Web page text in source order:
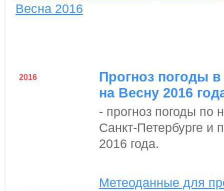
Весна 2016
2016
Прогноз погоды в
на Весну 2016
- прогноз погоды по
Санкт-Петербурге и
2016 года.
Метеоданные для